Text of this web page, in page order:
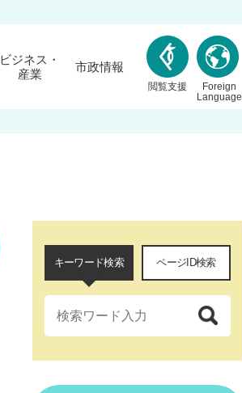
ビジネス・
産業
市政情報
閲覧支援
Foreign
Language
キーワード検索 ページID検索